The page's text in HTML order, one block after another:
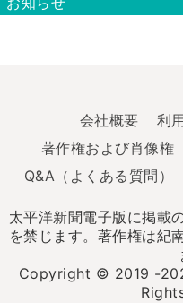
会社概要
利
著作権および肖像権
Q&A（よくある質問）
太平洋新聞電子版に掲載
を禁じます。著作権は紀
Copyright © 2019 -